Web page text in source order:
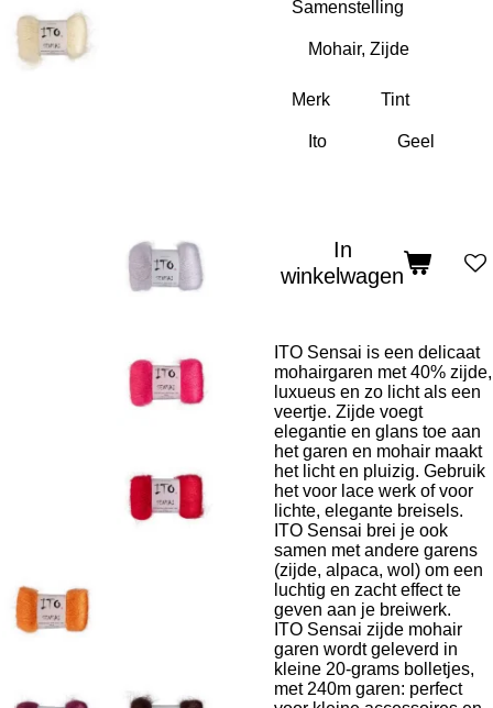
Samenstelling
Merk Tint
In
winkelwagen
ITO Sensai is een delicaat
mohairgaren met 40% zijde,
luxueus en zo licht als een
veertje. Zijde voegt
elegantie en glans toe aan
het garen en mohair maakt
het licht en pluizig. Gebruik
het voor lace werk of voor
lichte, elegante breisels.
ITO Sensai brei je ook
samen met andere garens
(zijde, alpaca, wol) om een
luchtig en zacht effect te
geven aan je breiwerk.
ITO Sensai zijde mohair
garen wordt geleverd in
kleine 20-grams bolletjes,
met 240m garen: perfect